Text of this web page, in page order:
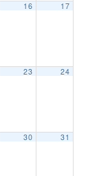
16 17
23 24
30 31